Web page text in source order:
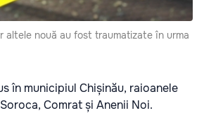
altele nouă au fost traumatizate în urma
în municipiul Chișinău, raioanele
Comrat și Anenii Noi.